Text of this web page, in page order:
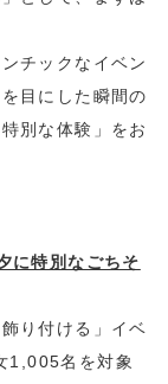
チックなイベン
目にした瞬間の
別な体験」をお
に特別なごちそ
り付ける」イベ
1,005名を対象